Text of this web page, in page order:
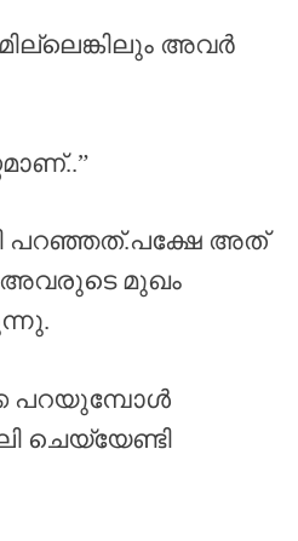
അവർ
പറഞ്ഞത്.പക്ഷേ അത്
അവരുടെ മുഖം
പറയുമ്പോൾ
ചെയ്യേണ്ടി